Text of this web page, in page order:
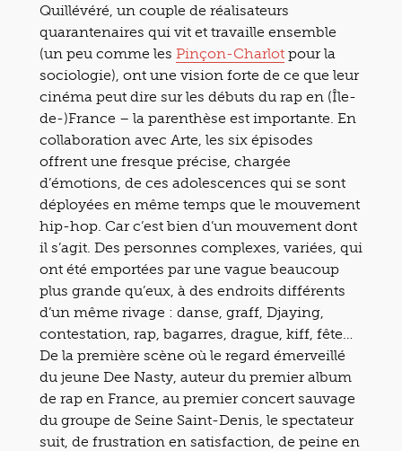
Quillévéré, un couple de réalisateurs
quarantenaires qui vit et travaille ensemble
(un peu comme les Pinçon-Charlot pour la
sociologie), ont une vision forte de ce que leur
cinéma peut dire sur les débuts du rap en (Île-
de-)France – la parenthèse est importante. En
collaboration avec Arte, les six épisodes
offrent une fresque précise, chargée
d’émotions, de ces adolescences qui se sont
déployées en même temps que le mouvement
hip-hop. Car c’est bien d’un mouvement dont
il s’agit. Des personnes complexes, variées, qui
ont été emportées par une vague beaucoup
plus grande qu’eux, à des endroits différents
d’un même rivage : danse, graff, Djaying,
contestation, rap, bagarres, drague, kiff, fête…
De la première scène où le regard émerveillé
du jeune Dee Nasty, auteur du premier album
de rap en France, au premier concert sauvage
du groupe de Seine Saint-Denis, le spectateur
suit, de frustration en satisfaction, de peine en